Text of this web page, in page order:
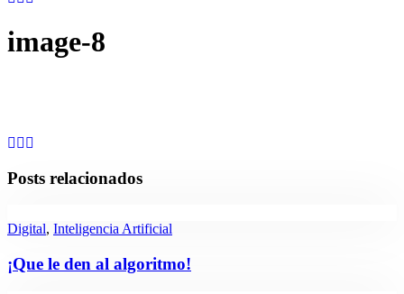
image-8
Posts relacionados
Digital, Inteligencia Artificial
¡Que le den al algoritmo!